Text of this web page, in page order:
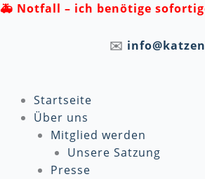
Zum
🚑 Notfall – ich benötige
✉️
Startseite
Über uns
Mitglied werden
Unsere Satzung
Presse